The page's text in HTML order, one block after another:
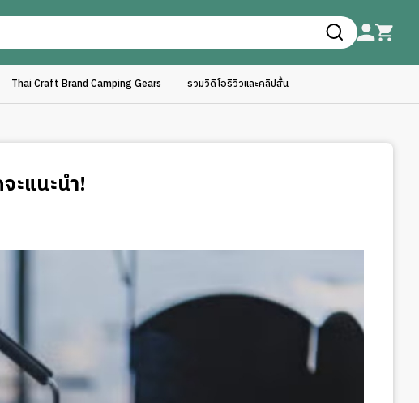
Thai Craft Brand Camping Gears รวมวิดีโอรีวิวและคลิปสั้น
ะแนะนำ!